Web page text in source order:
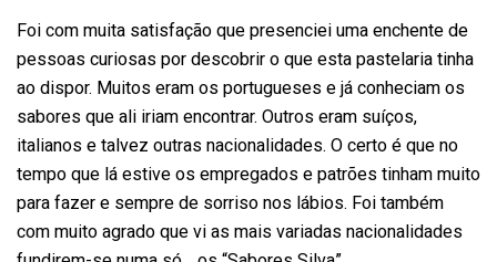
Foi com muita satisfação que presenciei uma enchente de
pessoas curiosas por descobrir o que esta pastelaria tinha
ao dispor. Muitos eram os portugueses e já conheciam os
sabores que ali iriam encontrar. Outros eram suíços,
italianos e talvez outras nacionalidades. O certo é que no
tempo que lá estive os empregados e patrões tinham muito
para fazer e sempre de sorriso nos lábios. Foi também
com muito agrado que vi as mais variadas nacionalidades